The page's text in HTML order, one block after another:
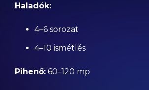
Haladók:
4–6 sorozat
4–10 ismétlés
Pihenő: 60–120 mp